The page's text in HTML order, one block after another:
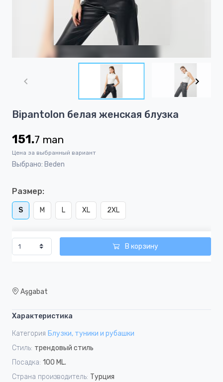
1
5
Bipantolon белая женская блузка
151.7 man
Цена за выбранный вариант
Выбрано: Beden
Размер:
S M L XL 2XL
В корзину
Aşgabat
Характеристика
Категория Блузки, туники и рубашки
Стиль: трендовый стиль
Посадка: 100 ML.
Страна производитель: Турция